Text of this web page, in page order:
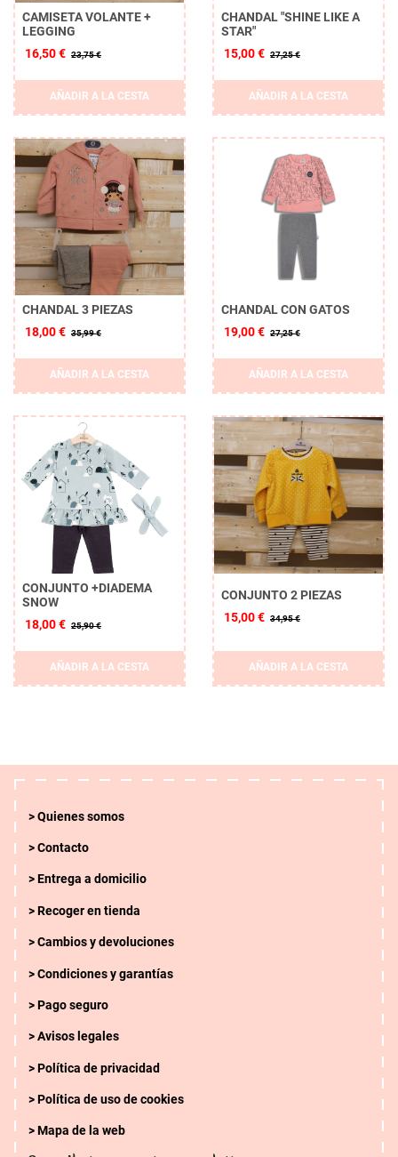
CAMISETA VOLANTE +
LEGGING
16,50 € 23,75 €
AÑADIR A LA CESTA
CHANDAL "SHINE LIKE A
STAR"
15,00 € 27,25 €
AÑADIR A LA CESTA
CHANDAL 3 PIEZAS
18,00 € 35,99 €
AÑADIR A LA CESTA
CHANDAL CON GATOS
19,00 € 27,25 €
AÑADIR A LA CESTA
CONJUNTO +DIADEMA
SNOW
18,00 € 25,90 €
AÑADIR A LA CESTA
CONJUNTO 2 PIEZAS
15,00 € 34,95 €
AÑADIR A LA CESTA
Quienes somos
Contacto
Entrega a domicilio
Recoger en tienda
Cambios y devoluciones
Condiciones y garantías
Pago seguro
Avisos legales
Política de privacidad
Política de uso de cookies
Mapa de la web